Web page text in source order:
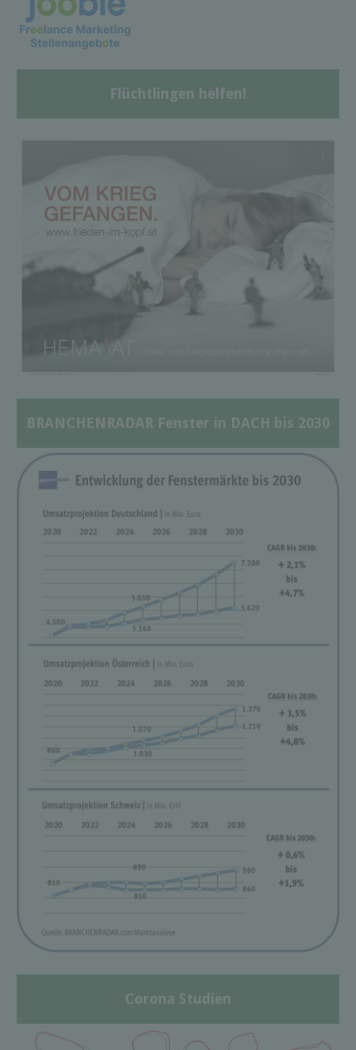
Flüchtlingen helfen!
BRANCHENRADAR Fenster in DACH bis 2030
Corona Studien